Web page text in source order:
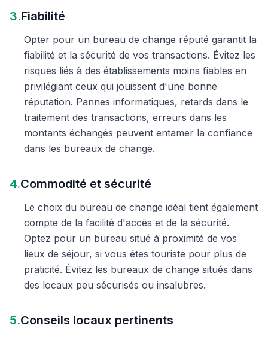
3.Fiabilité
Opter pour un bureau de change réputé garantit la
fiabilité et la sécurité de vos transactions. Évitez les
risques liés à des établissements moins fiables en
privilégiant ceux qui jouissent d'une bonne
réputation. Pannes informatiques, retards dans le
traitement des transactions, erreurs dans les
montants échangés peuvent entamer la confiance
dans les bureaux de change.
4.Commodité et sécurité
Le choix du bureau de change idéal tient également
compte de la facilité d'accès et de la sécurité.
Optez pour un bureau situé à proximité de vos
lieux de séjour, si vous êtes touriste pour plus de
praticité. Évitez les bureaux de change situés dans
des locaux peu sécurisés ou insalubres.
5.Conseils locaux pertinents